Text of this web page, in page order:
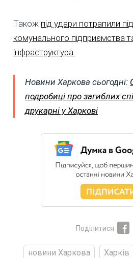
Також під удари потрапили
комунального підприємства
інфраструктура.
Новини Харкова сьогодні:
подробиці про загиблих
друкарні у Харкові
Поділитися
новини Харкова Харків